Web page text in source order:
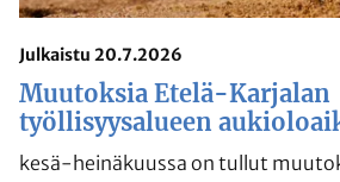
Julkaistu 20.7.2026
Muutoksia Etelä-Karjalan
työllisyysalueen
kesä-heinäkuussa on tullut